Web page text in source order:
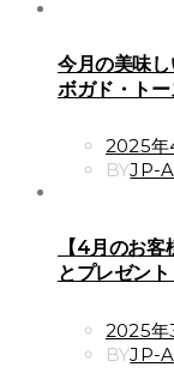
今月の美味
ボガド・トー
ON
2025年
BYJP-
【4月のお
とプレゼント
ON
2025年
BYJP-